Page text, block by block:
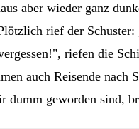
aber wieder ganz
rief der
riefen die
auch Reisende
dumm geworden sind,